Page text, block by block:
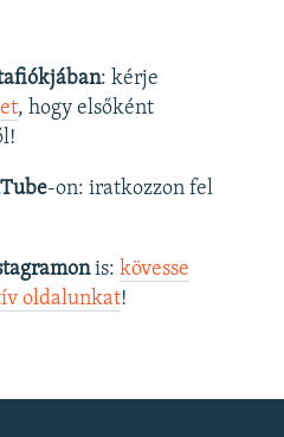
: kérje
, hogy elsőként
-on: iratkozzon fel
is: kövesse
oldalunkat! ​